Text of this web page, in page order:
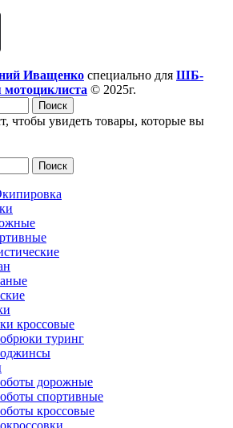
Иващенко специально для ШБ-
© 2025г.
Поиск
чтобы увидеть товары, которые вы
Поиск
кроссовые
туринг
дорожные
спортивные
кроссовые